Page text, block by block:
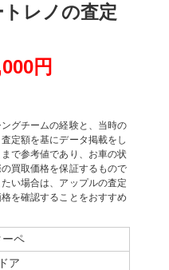
レノの査定
円
グチームの経験と、当時の
定額を基にデータ掲載をし
で参考値であり、お車の状
買取価格を保証するもので
い場合は、アップルの査定
を確認することをおすすめ
ーペ
ア